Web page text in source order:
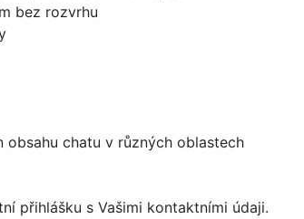
bez rozvrhu
chatu v různých oblastech
přihlášku s Vašimi kontaktními údaji.